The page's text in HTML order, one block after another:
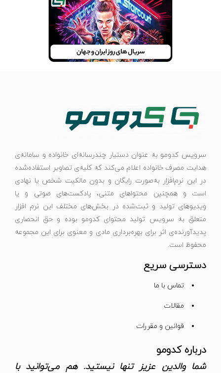
سرویس کدومو به عنوان دستیار چندرسانه‌ای خانواده و سامانه‌ی
هدایت مصرف خانواده اعلام می‌کند که کلیه‌ی تصاویر استفاده‌شده
در این نرم‌افزار به‌صورت رایگان و بدون مالکیت شخص یا نهادی
است و همچنین محتواهای متنی، پادکست‌های صوتی و یا
ویدیوهای تولید و ثبت‌شده در بخش‌های مختلف این نرم افزار
متعلق به سرویس تولید محتوای کدومو بوده و حق انحصاری
پدیدآورنده‌ی اثر برای بهره‌برداری مادی و معنوی برای این مجموعه
محفوظ است.
دسترسی سریع
تماس با ما
مقالات
قوانین و مقررات
درباره کدومو
شما والدین عزیز تنها نیستید. هم می‌توانید با